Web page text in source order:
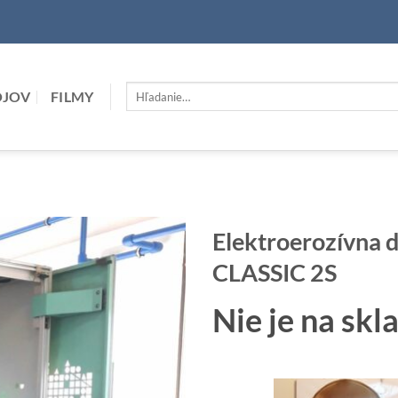
FILMY Hľadať:
Elektroerozívna
CLASSIC 2S
Nie je na